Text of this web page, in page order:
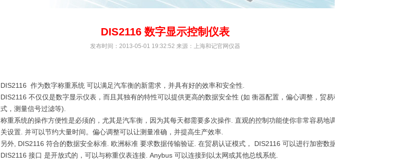
DIS2116 数字显示控制仪表
发布时间：2013-05-01 19:32:52 来源：上海和记官网仪器
DIS2116 作为数字称重系统 可以满足汽车衡的新需求，并具有好的效率和安全性.
DIS2116 不仅仅是数字显示仪表，而且其独有的特性可以提供更高的数据安全性 (如 衡器配置，偏心调整，贸易称模
式，测量信号过滤等).
称重系统的操作方便性是必须的，尤其是汽车衡，因为其每天都需要多次操作. 直观的控制功能使你非常容易地调整相
关设置. 并可以节约大量时间。偏心调整可以让测量准确，并提高生产效率.
另外, DIS2116 符合的数据安全标准. 欧洲标准 要求数据传输验证. 在贸易认证模式， DIS2116 可以进行加密数据传输.
DIS2116 接口 是开放式的，可以与称重仪表连接. Anybus 可以连接到以太网或其他总线系统.